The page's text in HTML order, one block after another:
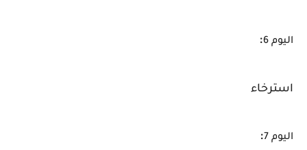
اليوم 6 :
استرخاء
اليوم 7 :